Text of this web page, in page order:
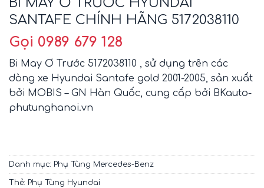
SANTAFE CHÍNH HÃNG 5172038110
Gọi 0989 679 128
Bi May Ơ Trước 5172038110 , sử dụng trên các
dòng xe Hyundai Santafe gold 2001-2005, sản xuất
bởi MOBIS – GN Hàn Quốc, cung cấp bởi BKauto-
phutunghanoi.vn
Danh mục: Phụ Tùng Mercedes-Benz
Thẻ: Phụ Tùng Hyundai